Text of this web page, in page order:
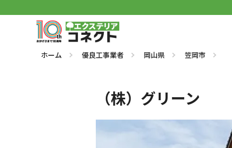
ホーム 優良工事業者 岡山県 笠岡市
（株）グリーン